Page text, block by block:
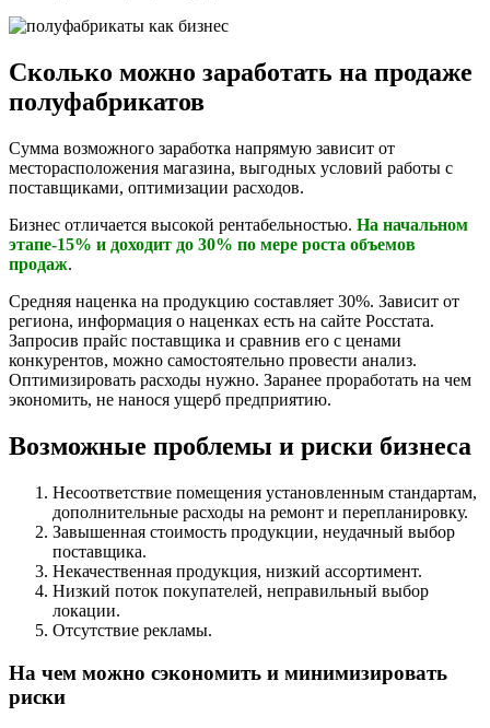
Сколько можно заработать на продаже
полуфабрикатов
Сумма возможного заработка напрямую зависит от
месторасположения магазина, выгодных условий работы с
поставщиками, оптимизации расходов.
Бизнес отличается высокой рентабельностью. На начальном
этапе-15% и доходит до 30% по мере роста объемов
продаж.
Средняя наценка на продукцию составляет 30%. Зависит от
региона, информация о наценках есть на сайте Росстата.
Запросив прайс поставщика и сравнив его с ценами
конкурентов, можно самостоятельно провести анализ.
Оптимизировать расходы нужно. Заранее проработать на чем
экономить, не нанося ущерб предприятию.
Возможные проблемы и риски бизнеса
Несоответствие помещения установленным стандартам,
дополнительные расходы на ремонт и перепланировку.
Завышенная стоимость продукции, неудачный выбор
поставщика.
Некачественная продукция, низкий ассортимент.
Низкий поток покупателей, неправильный выбор
локации.
Отсутствие рекламы.
На чем можно сэкономить и минимизировать
риски